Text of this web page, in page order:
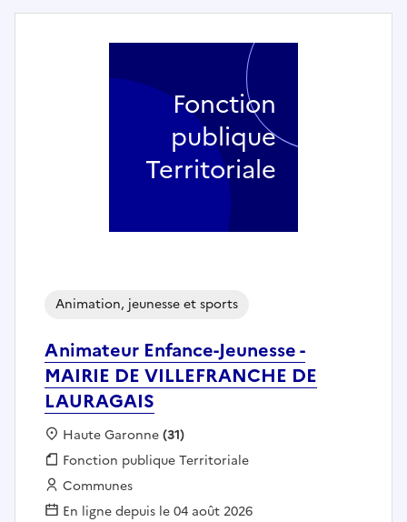
Animateur Enfance-Jeunesse -
MAIRIE DE VILLEFRANCHE DE
LAURAGAIS
Animation, jeunesse et sports
Localisation :
Haute Garonne(31)
Fonction publique :
Fonction publique Territoriale
Employeur :
Communes
En ligne depuis le 04 août 2026
Fonction
publique
Territoriale